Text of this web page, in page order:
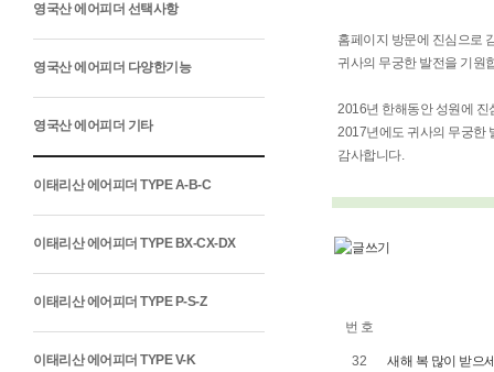
영국산 에어피더 선택사항
영국산 에어피더 다양한기능
영국산 에어피더 기타
이태리산 에어피더 TYPE A-B-C
이태리산 에어피더 TYPE BX-CX-DX
이태리산 에어피더 TYPE P-S-Z
이태리산 에어피더 TYPE V-K
홈페이지 방문에 진심으로
귀사의 무궁한 발전을 기원
2016년 한해동안 성원에 진
2017년에도 귀사의 무궁한
감사합니다.
번 호
32 새해 복 많이 받으